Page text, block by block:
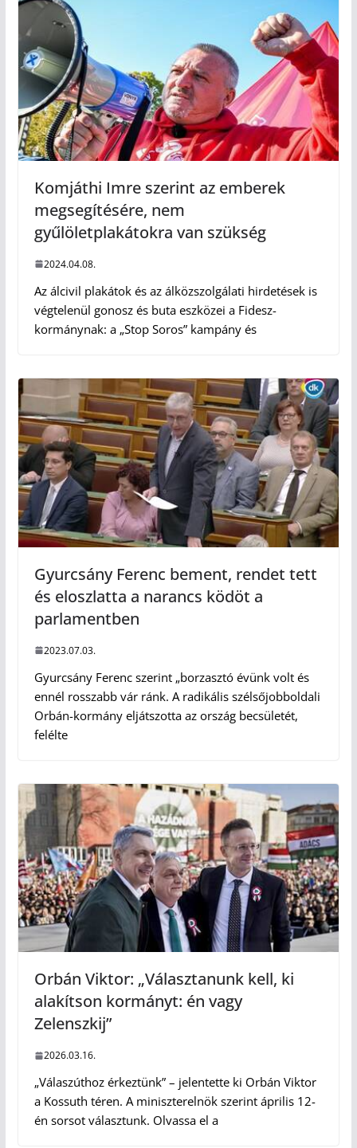
Komjáthi Imre szerint az emberek
megsegítésére, nem
gyűlöletplakátokra van szükség
2024.04.08.
Az álcivil plakátok és az álközszolgálati hirdetések is
végtelenül gonosz és buta eszközei a Fidesz-
kormánynak: a „Stop Soros” kampány és
Gyurcsány Ferenc bement, rendet tett
és eloszlatta a narancs ködöt a
parlamentben
2023.07.03.
Gyurcsány Ferenc szerint „borzasztó évünk volt és
ennél rosszabb vár ránk. A radikális szélsőjobboldali
Orbán-kormány eljátszotta az ország becsületét,
felélte
Orbán Viktor: „Választanunk kell, ki
alakítson kormányt: én vagy
Zelenszkij”
2026.03.16.
„Válaszúthoz érkeztünk” – jelentette ki Orbán Viktor
a Kossuth téren. A miniszterelnök szerint április 12-
én sorsot választunk. Olvassa el a